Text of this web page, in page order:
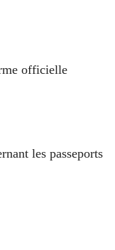
officielle
les passeports